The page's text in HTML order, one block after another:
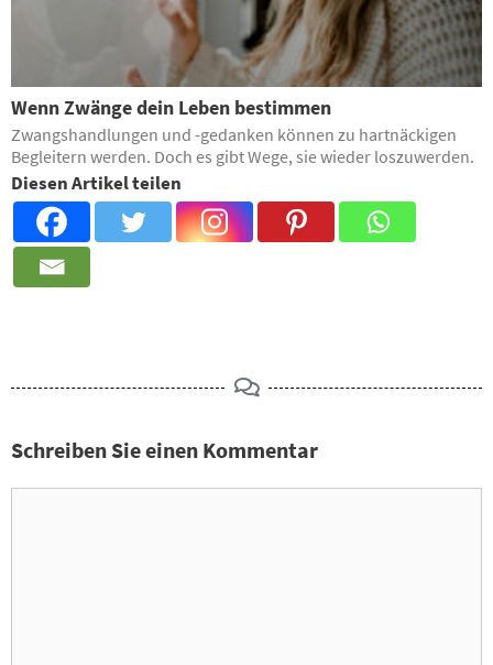
Wenn Zwänge dein Leben bestimmen
Zwangshandlungen und -gedanken können zu hartnäckigen
Begleitern werden. Doch es gibt Wege, sie wieder loszuwerden.
Diesen Artikel teilen
Schreiben Sie einen Kommentar